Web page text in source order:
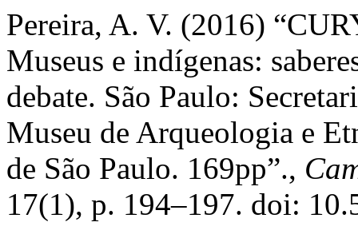
Pereira, A. V. (2016)
Museus e indígenas:
debate. São Paulo:
Museu de Arqueologia e
de São Paulo. 169pp”.,
17(1), p. 194–197. doi: